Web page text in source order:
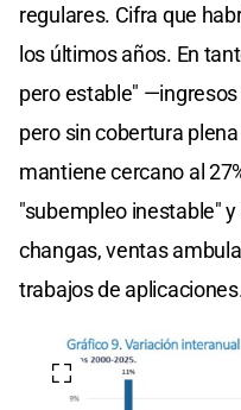
regulares. Cifra que
los últimos años. En
pero estable"
pero sin cobertura
mantiene cercano al
"subempleo inestable"
changas, ventas
trabajos de